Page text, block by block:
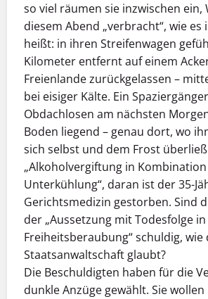
so viel räumen sie inzwischen ein,
diesem Abend „verbracht“, wie es
heißt: in ihren Streifenwagen
Kilometer entfernt auf einem
Freienlande zurückgelassen –
bei eisiger Kälte. Ein
Obdachlosen am nächsten
Boden liegend – genau dort, wo
sich selbst und dem Frost
„Alkoholvergiftung in
Unterkühlung“, daran ist der 35-
Gerichtsmedizin gestorben. Sind
der „Aussetzung mit Todesfolge
Freiheitsberaubung“ schuldig, wie
Staatsanwaltschaft glaubt?
Die Beschuldigten haben für die
dunkle Anzüge gewählt. Sie